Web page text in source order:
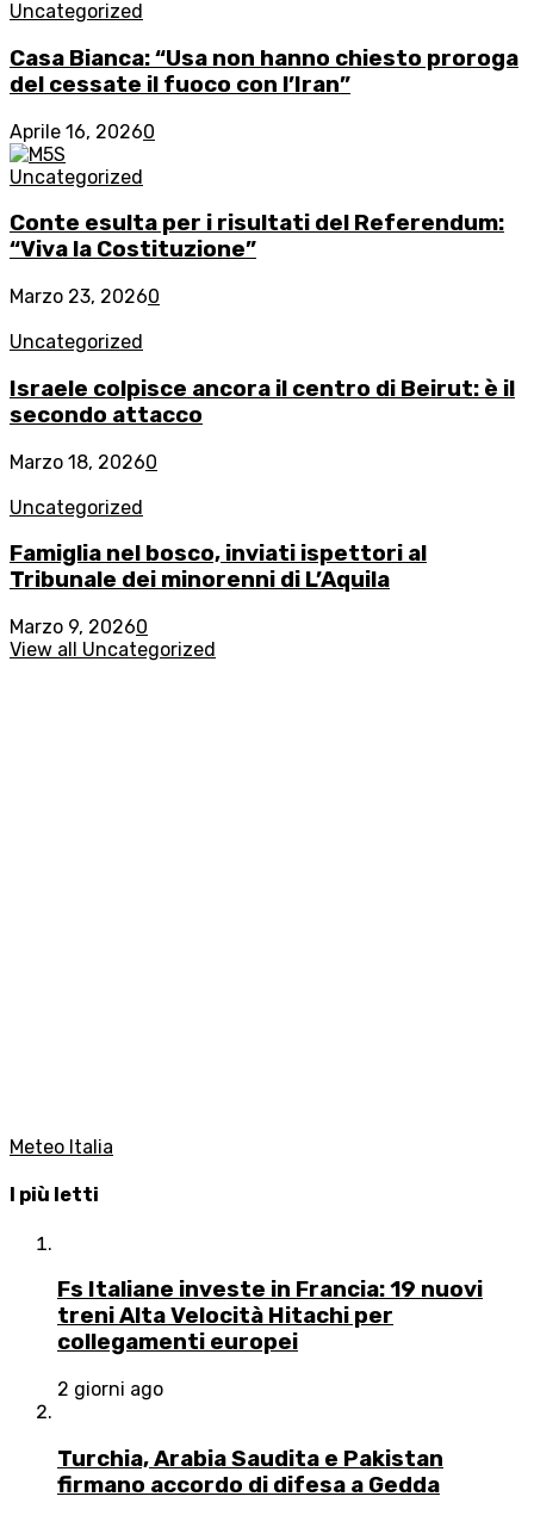
Uncategorized
Casa Bianca: “Usa non hanno chiesto proroga
del cessate il fuoco con l’Iran”
Aprile 16, 20260
Uncategorized
Conte esulta per i risultati del Referendum:
“Viva la Costituzione”
Marzo 23, 20260
Uncategorized
Israele colpisce ancora il centro di Beirut: è il
secondo attacco
Marzo 18, 20260
Uncategorized
Famiglia nel bosco, inviati ispettori al
Tribunale dei minorenni di L’Aquila
Marzo 9, 20260
View all Uncategorized
Meteo Italia
I più letti
Fs Italiane investe in Francia: 19 nuovi
treni Alta Velocità Hitachi per
collegamenti europei
2 giorni ago
Turchia, Arabia Saudita e Pakistan
firmano accordo di difesa a Gedda